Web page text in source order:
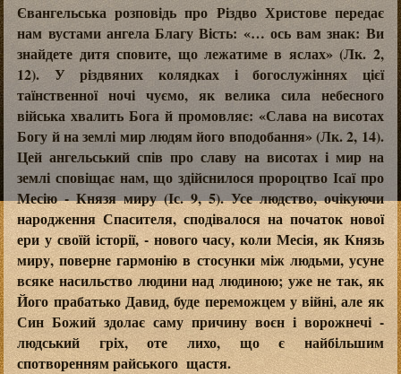
Євангельська розповідь про Різдво Христове передає
нам вустами ангела Благу Вість: «… ось вам знак: Ви
знайдете дитя сповите, що лежатиме в яслах» (Лк. 2,
12). У різдвяних колядках і богослужіннях цієї
таїнственної ночі чуємо, як велика сила небесного
війська хвалить Бога й промовляє: «Слава на висотах
Богу й на землі мир людям його вподобання» (Лк. 2, 14).
Цей ангельський спів про славу на висотах і мир на
землі сповіщає нам, що здійснилося пророцтво Ісаї про
Месію - Князя миру (Іс. 9, 5). Усе людство, очікуючи
народження Спасителя, сподівалося на початок нової
ери у своїй історії, - нового часу, коли Месія, як Князь
миру, поверне гармонію в стосунки між людьми, усуне
всяке насильство людини над людиною; уже не так, як
Його прабатько Давид, буде переможцем у війні, але як
Син Божий здолає саму причину воєн і ворожнечі -
людський гріх, оте лихо, що є найбільшим
спотворенням райського щастя.